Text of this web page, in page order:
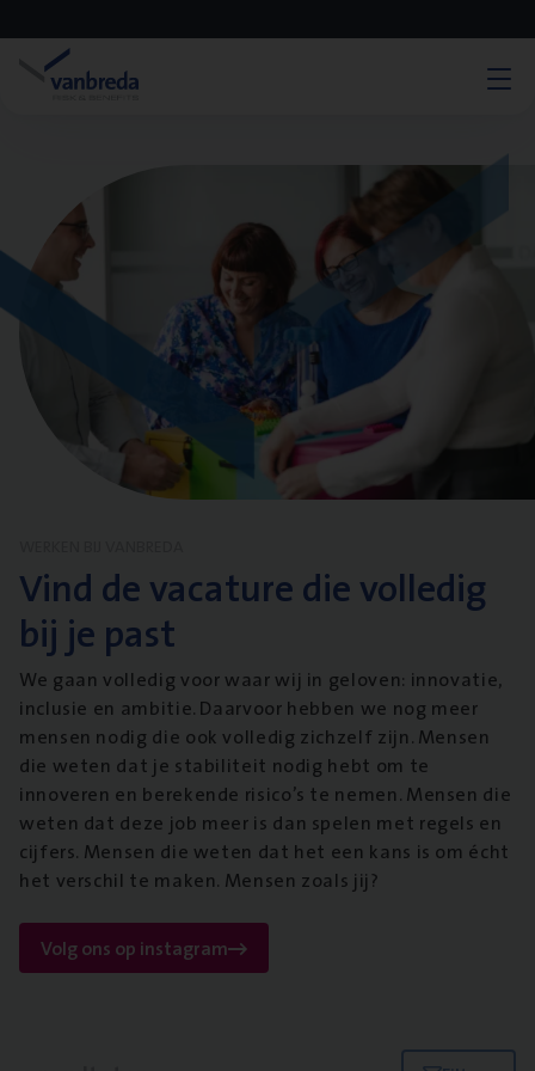
Vind de vacature die volledig
bij je past
We gaan volledig voor waar wij in geloven: innovatie,
inclusie en ambitie. Daarvoor hebben we nog meer
mensen nodig die ook volledig zichzelf zijn. Mensen
die weten dat je stabiliteit nodig hebt om te
innoveren en berekende risico’s te nemen. Mensen die
weten dat deze job meer is dan spelen met regels en
cijfers. Mensen die weten dat het een kans is om écht
het verschil te maken. Mensen zoals jij?
Volg ons op instagram